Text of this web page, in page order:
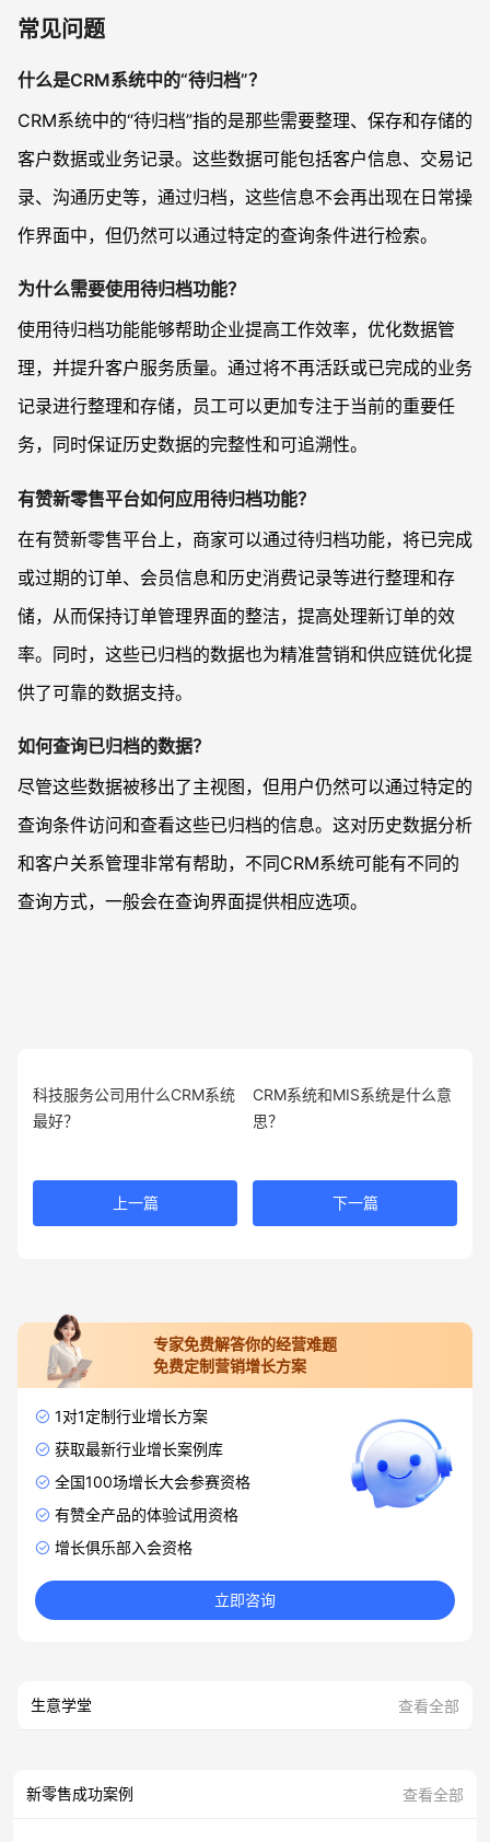
常见问题
什么是CRM系统中的“待归档”？
CRM系统中的“待归档”指的是那些需要整理、保存和存储的
客户数据或业务记录。这些数据可能包括客户信息、交易记
录、沟通历史等，通过归档，这些信息不会再出现在日常操
作界面中，但仍然可以通过特定的查询条件进行检索。
为什么需要使用待归档功能？
使用待归档功能能够帮助企业提高工作效率，优化数据管
理，并提升客户服务质量。通过将不再活跃或已完成的业务
记录进行整理和存储，员工可以更加专注于当前的重要任
务，同时保证历史数据的完整性和可追溯性。
有赞新零售平台如何应用待归档功能？
在有赞新零售平台上，商家可以通过待归档功能，将已完成
或过期的订单、会员信息和历史消费记录等进行整理和存
储，从而保持订单管理界面的整洁，提高处理新订单的效
率。同时，这些已归档的数据也为精准营销和供应链优化提
供了可靠的数据支持。
如何查询已归档的数据？
尽管这些数据被移出了主视图，但用户仍然可以通过特定的
查询条件访问和查看这些已归档的信息。这对历史数据分析
和客户关系管理非常有帮助，不同CRM系统可能有不同的
查询方式，一般会在查询界面提供相应选项。
科技服务公司用什么CRM系统
最好？
上一篇
CRM系统和MIS系统是什么意
思？
下一篇
专家免费解答你的经营难题
免费定制营销增长方案
1对1定制行业增长方案
获取最新行业增长案例库
全国100场增长大会参赛资格
有赞全产品的体验试用资格
增长俱乐部入会资格
立即咨询
生意学堂 查看全部
新零售成功案例 查看全部